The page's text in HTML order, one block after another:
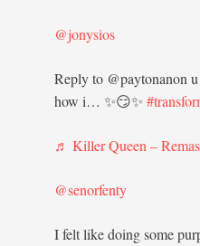
@jonysios
Reply to @paytonanon
how i… ✨😏✨
♬ Killer Queen –
@senorfenty
I felt like doing some